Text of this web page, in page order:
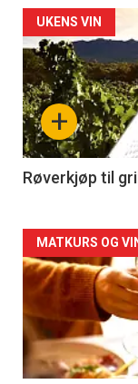
Forsiden
akkurat
nå
-
4
+
UKENS VIN
Røverkjøp til
Forsiden
akkurat
nå
-
MATKURS OG